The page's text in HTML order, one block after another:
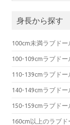
身長から探す
100cm未満ラブドー
100-109cmラブドー
110-139cmラブドー
140-149cmラブドー
150-159cmラブドー
160cm以上のラブド